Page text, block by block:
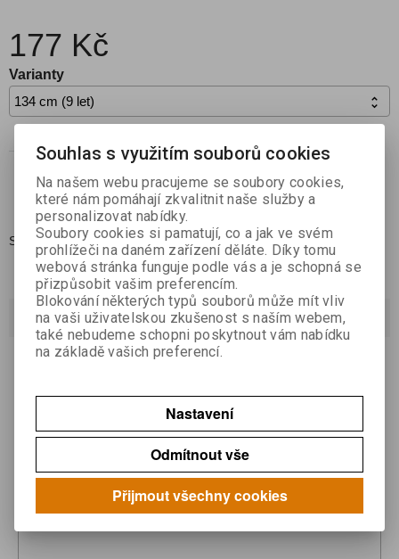
177 Kč
Varianty

Koupit
Přidat do oblíbených
Skladem:1
Dotaz na výrobek
Váš email *
Váš dotaz *
Souhlas s využitím souborů cookies
Na našem webu pracujeme se soubory cookies,
které nám pomáhají zkvalitnit naše služby a
personalizovat nabídky.
Soubory cookies si pamatují, co a jak ve svém
prohlížeči na daném zařízení děláte. Díky tomu
webová stránka funguje podle vás a je schopná se
přizpůsobit vašim preferencím.
Blokování některých typů souborů může mít vliv
na vaši uživatelskou zkušenost s naším webem,
také nebudeme schopni poskytnout vám nabídku
na základě vašich preferencí.
Nastavení
Odmítnout vše
Přijmout všechny cookies